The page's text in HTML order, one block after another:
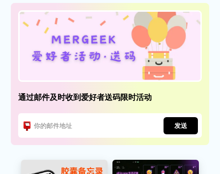
通过邮件及时收到爱好者送码限时活动
发送